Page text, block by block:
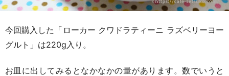
今回購入した「ローカー クワドラティーニ ラズベリーヨー
グルト」は220g入り。
お皿に出してみるとなかなかの量があります。数でいうと